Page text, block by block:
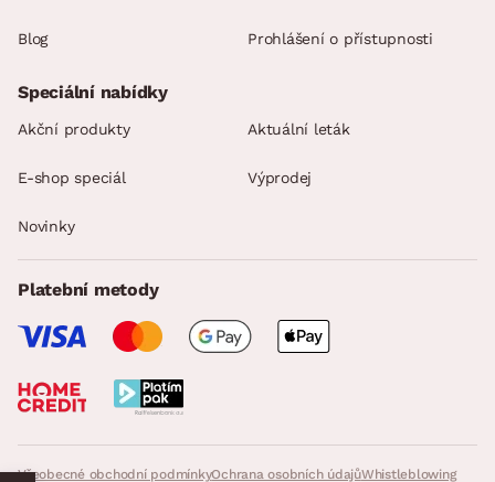
Blog Prohlášení o přístupnosti
Všeobecné obchodní podmínkyOchrana osobních údajůWhistleblowing
Speciální nabídky
Akční produkty Aktuální leták
E-shop speciál Výprodej
Novinky
Platební metody